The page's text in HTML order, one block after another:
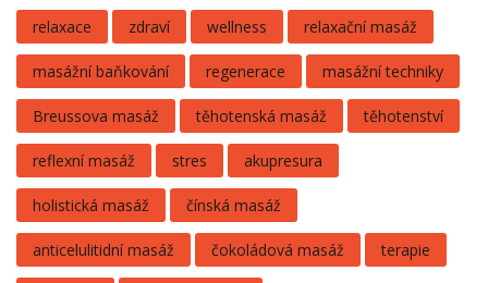
relaxace zdraví wellness relaxační masáž
masážní baňkování regenerace masážní techniky
Breussova masáž těhotenská masáž těhotenství
reflexní masáž stres akupresura
holistická masáž čínská masáž
anticelulitidní masáž čokoládová masáž terapie